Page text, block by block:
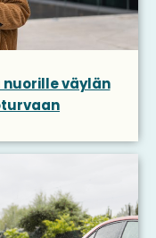
väylän